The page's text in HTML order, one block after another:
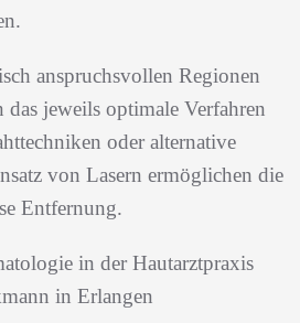
anspruchsvollen Regionen
jeweils optimale Verfahren
oder alternative
von Lasern ermöglichen die
Entfernung.